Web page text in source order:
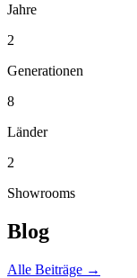
Jahre
2
Generationen
8
Länder
2
Showrooms
Blog
Alle Beiträge →